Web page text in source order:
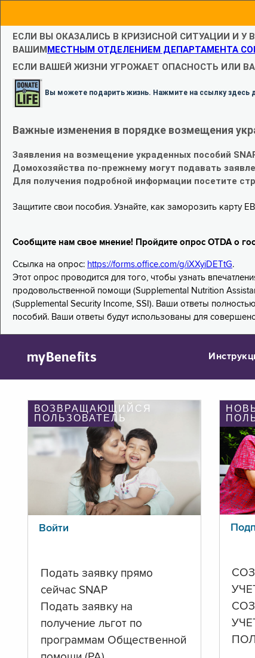
ЕСЛИ ВЫ ОКАЗАЛИСЬ В КРИЗИСНОЙ СИТУАЦИИ И
ВАШИММЕСТНЫМ ОТДЕЛЕНИЕМ ДЕПАРТАМЕНТА
ЕСЛИ ВАШЕЙ ЖИЗНИ УГРОЖАЕТ ОПАСНОСТЬ ИЛИ
Вы можете подарить жизнь. Нажмите на ссылку здесь
Важные изменения в порядке возмещения
Заявления на возмещение украденных пособий
Домохозяйства по-прежнему могут подавать
Для получения подробной информации посетите
Защитите свои пособия. Узнайте, как заморозить карту
Сообщите нам свое мнение! Пройдите опрос OTDA о
Ссылка на опрос: https://forms.office.com/g/iXXyiDETtG.
Этот опрос проводится для того, чтобы узнать
продовольственной помощи (Supplemental Nutrition
(Supplemental Security Income, SSI). Ваши ответы
пособий. Ваши ответы будут использованы для
myBenefits
ВОЗВРАЩАЮЩИЙСЯ
ПОЛЬЗОВАТЕЛЬ
Войти
Подать заявку прямо
сейчас SNAP
Подать заявку на
получение льгот по
программам Общественной